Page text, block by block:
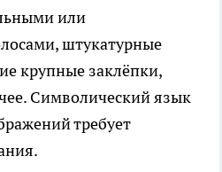
или
штукатурные
крупные заклёпки,
Символический язык
требует